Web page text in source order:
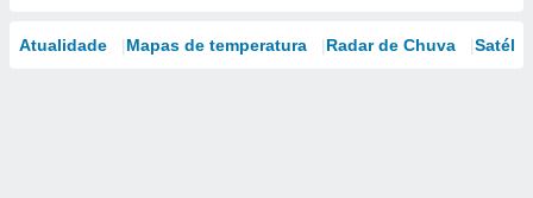
Atualidade Mapas de temperatura Radar de Chuva